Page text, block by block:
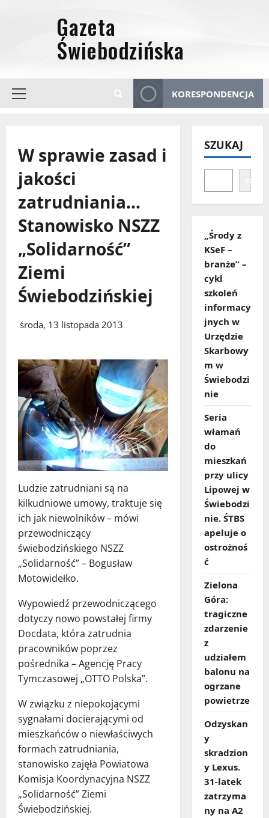
Menu
KORESPONDENCJA
W sprawie zasad i
jakości
zatrudniania…
Stanowisko NSZZ
„Solidarność”
Ziemi
Świebodzińskiej
środa, 13 listopada 2013
Ludzie zatrudniani są na
kilkudniowe umowy, traktuje się
ich jak niewolników – mówi
przewodniczący
świebodzińskiego NSZZ
„Solidarność” – Bogusław
Motowidełko.
Wypowiedź przewodniczącego
dotyczy nowo powstałej firmy
Docdata, która zatrudnia
pracowników poprzez
pośrednika – Agencję Pracy
Tymczasowej „OTTO Polska”.
W związku z niepokojącymi
sygnałami docierającymi od
mieszkańców o niewłaściwych
formach zatrudniania,
stanowisko zajęła Powiatowa
Komisja Koordynacyjna NSZZ
„Solidarność” Ziemi
Świebodzińskiej.
SZUKAJ
„Środy z
KSeF –
branże” –
cykl
szkoleń
informacy
jnych w
Urzędzie
Skarbowy
m w
Świebodzi
nie
Seria
włamań
do
mieszkań
przy ulicy
Lipowej w
Świebodzi
nie. ŚTBS
apeluje o
ostrożnoś
ć
Zielona
Góra:
tragiczne
zdarzenie
z
udziałem
balonu na
ogrzane
powietrze
Odzyskan
y
skradzion
y Lexus.
31‑latek
zatrzyma
ny na A2